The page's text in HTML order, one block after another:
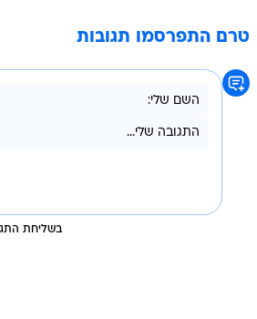
טרם התפרסמו תגובות
בשליחת